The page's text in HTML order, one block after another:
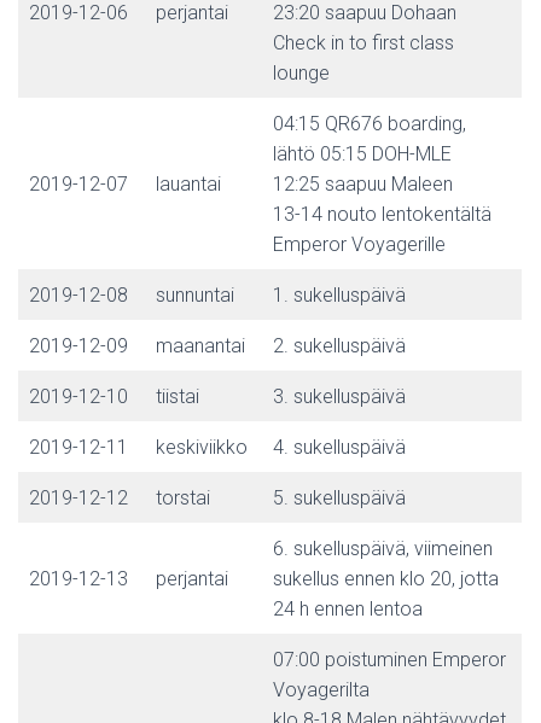
2019-12-06 perjantai
23:20 saapuu Dohaan
Check in to first class
lounge
2019-12-07 lauantai
04:15 QR676 boarding,
lähtö 05:15 DOH-MLE
12:25 saapuu Maleen
13-14 nouto lentokentältä
Emperor Voyagerille
2019-12-08 sunnuntai 1. sukelluspäivä
2019-12-09 maanantai 2. sukelluspäivä
2019-12-10 tiistai 3. sukelluspäivä
2019-12-11 keskiviikko 4. sukelluspäivä
2019-12-12 torstai 5. sukelluspäivä
2019-12-13 perjantai
6. sukelluspäivä, viimeinen
sukellus ennen klo 20, jotta
24 h ennen lentoa
07:00 poistuminen Emperor
Voyagerilta